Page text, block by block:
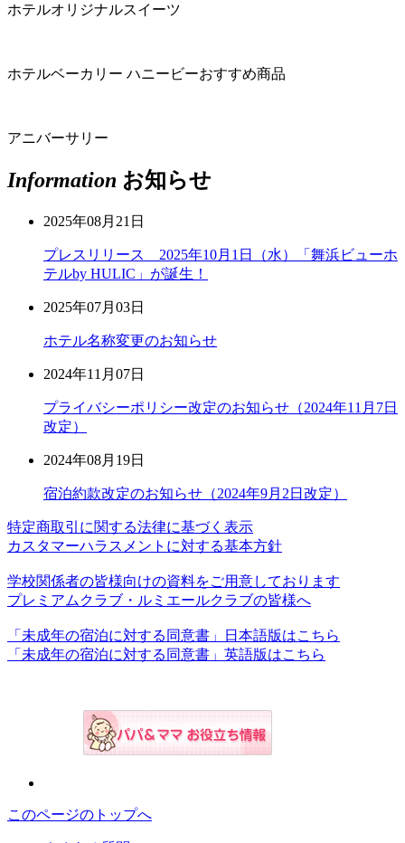
ホテルオリジナルスイーツ
ホテルベーカリー ハニービーおすすめ商品
アニバーサリー
Information お知らせ
2025年08月21日
プレスリリース 2025年10月1日（水）「舞浜ビューホ
テルby HULIC」が誕生！
2025年07月03日
ホテル名称変更のお知らせ
2024年11月07日
プライバシーポリシー改定のお知らせ（2024年11月7日
改定）
2024年08月19日
宿泊約款改定のお知らせ（2024年9月2日改定）
特定商取引に関する法律に基づく表示
カスタマーハラスメントに対する基本方針
学校関係者の皆様向けの資料をご用意しております
プレミアムクラブ・ルミエールクラブの皆様へ
「未成年の宿泊に対する同意書」日本語版はこちら
「未成年の宿泊に対する同意書」英語版はこちら
このページのトップへ